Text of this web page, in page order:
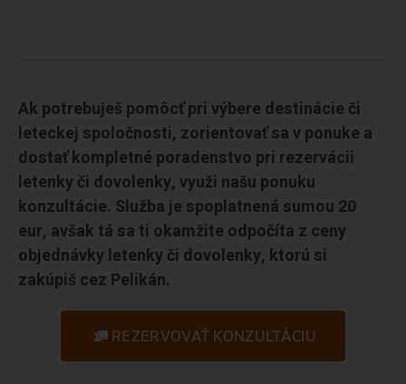
Ak potrebuješ pomôcť pri výbere destinácie či
leteckej spoločnosti, zorientovať sa v ponuke a
dostať kompletné poradenstvo pri rezervácii
letenky či dovolenky, využi našu ponuku
konzultácie. Služba je spoplatnená sumou 20
eur, avšak tá sa ti okamžite odpočíta z ceny
objednávky letenky či dovolenky, ktorú si
zakúpiš cez Pelikán.
REZERVOVAŤ KONZULTÁCIU